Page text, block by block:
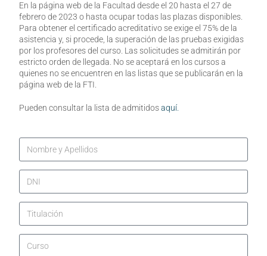
En la página web de la Facultad desde el 20 hasta el 27 de
febrero de 2023 o hasta ocupar todas las plazas disponibles.
Para obtener el certificado acreditativo se exige el 75% de la
asistencia y, si procede, la superación de las pruebas exigidas
por los profesores del curso. Las solicitudes se admitirán por
estricto orden de llegada. No se aceptará en los cursos a
quienes no se encuentren en las listas que se publicarán en la
página web de la FTI.
Pueden consultar la lista de admitidosaquí.